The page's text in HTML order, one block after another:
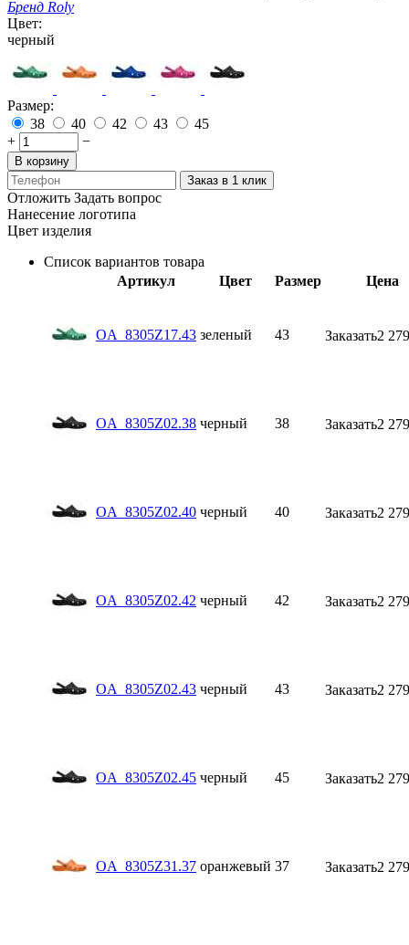
Бренд Roly
Цвет:
черный
Размер:
38
40 42 43
45
+
−
В корзину
Заказ в 1 клик
Отложить Задать вопрос
Нанесение логотипа
Цвет изделия
Список вариантов товара
Артикул
Цвет Размер Цена
OA_8305Z17.43 зеленый 43 Заказать2
OA_8305Z02.38 черный 38 Заказать2
OA_8305Z02.40 черный 40 Заказать2
OA_8305Z02.42 черный 42 Заказать2
OA_8305Z02.43 черный 43 Заказать2
OA_8305Z02.45 черный 45 Заказать2
OA_8305Z31.37 оранжевый 37 Заказать2